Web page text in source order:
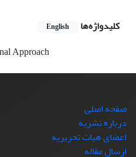
کلیدواژه‌ها
English
Approach
صفحه اصلی
درباره نشریه
اعضای هیات تحریریه
ارسال مقاله